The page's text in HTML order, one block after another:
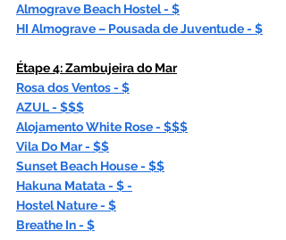
Almograve Beach Hostel - $
HI Almograve – Pousada de Juventude - $
Étape 4: Zambujeira do Mar
Rosa dos Ventos - $
AZUL - $$$
Alojamento White Rose - $$$
Vila Do Mar - $$
Sunset Beach House - $$
Hakuna Matata - $ -
Hostel Nature - $
Breathe In - $